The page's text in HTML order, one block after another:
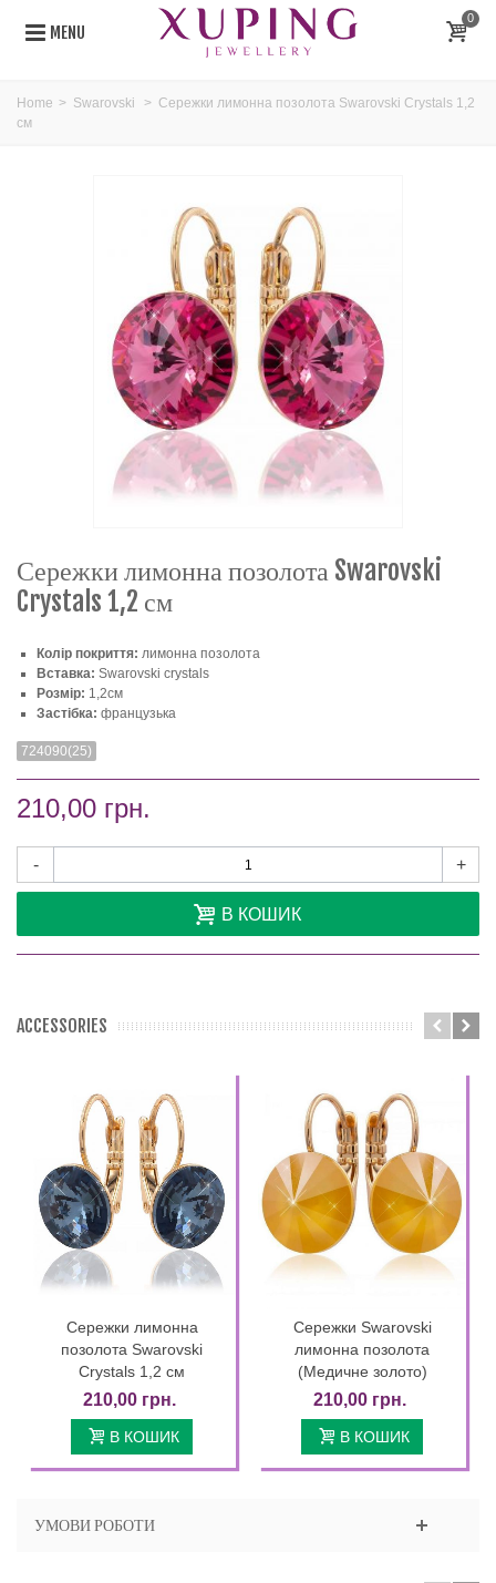
MENU
0
Home > Swarovski > Сережки лимонна позолота Swarovski Crystals 1,2
см
Сережки лимонна позолота Swarovski
Crystals 1,2 см
Колір покриття: лимонна позолота
Вставка: Swarovski crystals
Розмір: 1,2см
Застібка: французька
724090(25)
210,00 грн.
- +
В КОШИК
ACCESSORIES
Сережки лимонна
позолота Swarovski
Crystals 1,2 см
210,00 грн.
В КОШИК
Сережки Swarovski
лимонна позолота
(Медичне золото)
210,00 грн.
В КОШИК
УМОВИ РОБОТИ